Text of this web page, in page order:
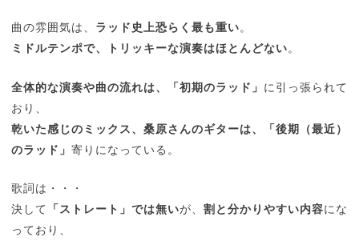
曲の雰囲気は、 ラッド史上恐らく最も重い。
ミドルテンポで、トリッキーな演奏はほとんどない。
全体的な演奏や曲の流れは、「初期のラッド」 に引っ張られて
おり、
乾いた感じのミックス、桑原さんのギターは、「後期（最近）
のラッド」 寄りになっている。
歌詞は・・・
決して
「ストレート」では無いが、 割と分かりやすい内容にな
っており、